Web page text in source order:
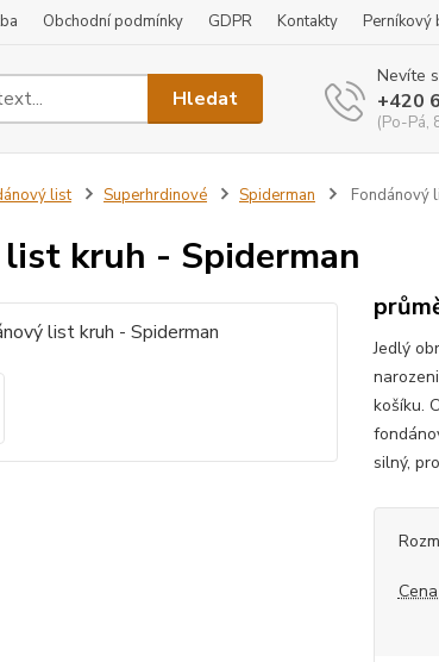
Obchodní podmínky GDPR Kontakty Perníkový
Hledat
Nevíte
+420
(Po-Pá,
list Superhrdinové Spiderman Fondánový
kruh - Spiderman
Jedlý
košíku.
silný,